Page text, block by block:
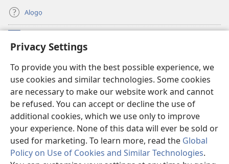
Privacy Settings
To provide you with the best possible experience, we
use cookies and similar technologies. Some cookies
are necessary to make our website work and cannot
be refused. You can accept or decline the use of
additional cookies, which we use only to improve
your experience. None of this data will ever be sold or
used for marketing. To learn more, read the Global
Policy on Use of Cookies and Similar Technologies.
Alọgọ
(opens
new
Wesẹdotẹn Intẹnẹt Ji Tọn Watchtower Tọn
(opens
new
window)JW Hub
(opens
new
window)Azọ́nwanu JW Library